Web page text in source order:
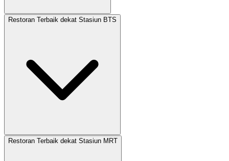
Restoran Terbaik dekat Stasiun BTS
Restoran Terbaik dekat Stasiun MRT